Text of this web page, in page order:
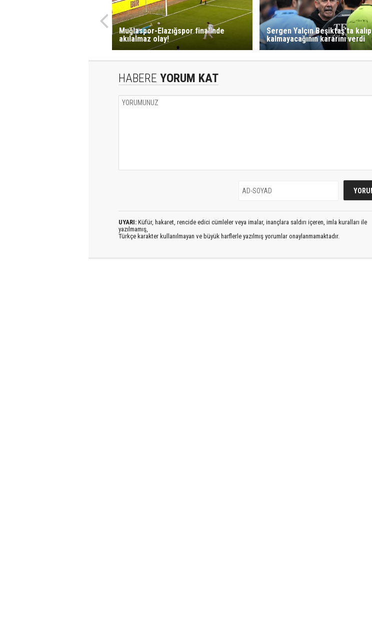
Muğlaspor-Elazığspor finalinde
akılalmaz olay!
Sergen Yalçın Beşiktaş’ta kalıp
kalmayacağının kararını verdi
HABERE YORUM KAT
UYARI: Küfür, hakaret, rencide edici cümleler veya imalar, inançlara saldırı içeren, imla kuralları ile
yazılmamış,
Türkçe karakter kullanılmayan ve büyük harflerle yazılmış yorumlar onaylanmamaktadır.